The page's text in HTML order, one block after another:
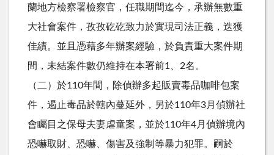
蘭地方檢察署檢察官，任職期間迄今，承辦無數重
大社會案件，孜孜矻矻致力於實現司法正義，迭獲
佳績。並且憑藉多年辦案經驗，於負責重大案件期
間，未結案件數仍維持在本署前1、2名。
（二）於110年間，除偵辦多起販賣毒品咖啡包案
件，遏止毒品於轄內蔓延外，另於110年3月偵辦社
會矚目之保母夫妻虐童案，並於110年4月偵辦境內
恐嚇取財、恐嚇、傷害及強制等暴力犯罪。嗣於